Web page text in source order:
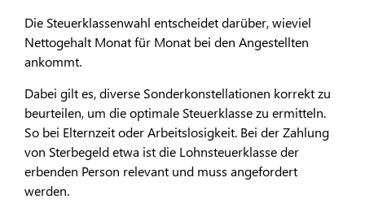
Die Steuerklassenwahl entscheidet darüber, wieviel
Nettogehalt Monat für Monat bei den Angestellten
ankommt.
Dabei gilt es, diverse Sonderkonstellationen korrekt zu
beurteilen, um die optimale Steuerklasse zu ermitteln.
So bei Elternzeit oder Arbeitslosigkeit. Bei der Zahlung
von Sterbegeld etwa ist die Lohnsteuerklasse der
erbenden Person relevant und muss angefordert
werden.